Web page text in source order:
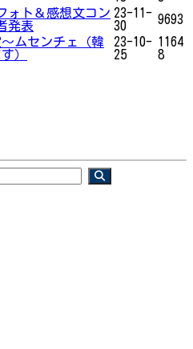
ォト＆感想文コン
発表
23-11-
30
9693
ムセンチェ（韓
）
23-10-
25
1164
8